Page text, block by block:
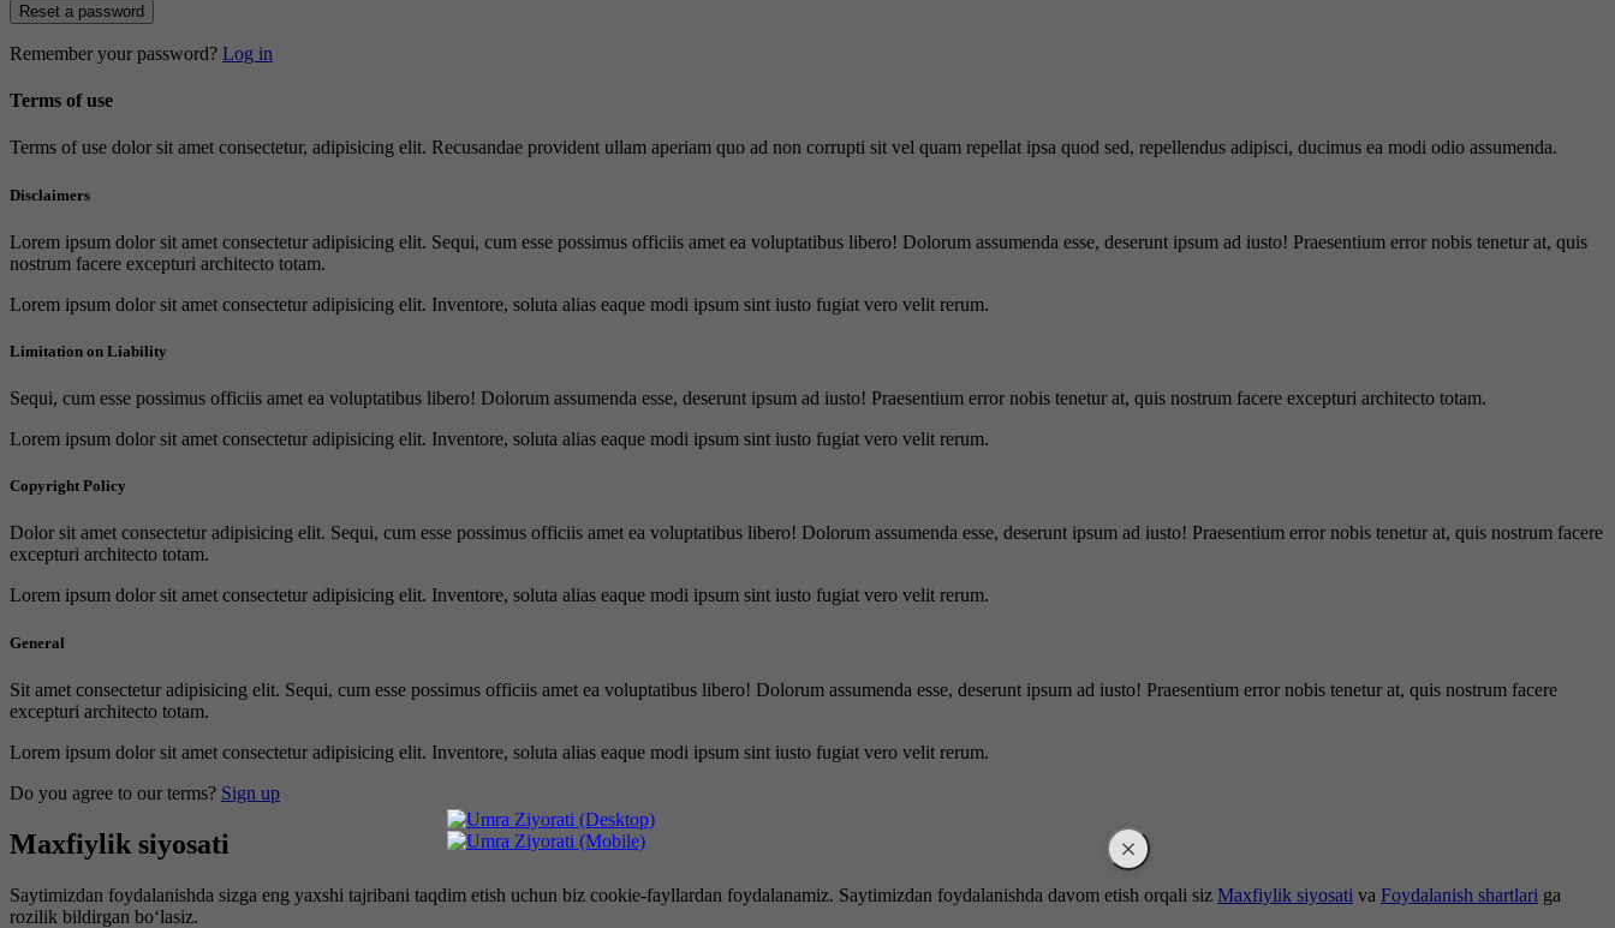
Reset a password
Remember your password? Log in
Terms of use
Terms of use dolor sit amet consectetur, adipisicing elit. Recusandae provident ullam aperiam quo ad non corrupti sit vel quam repellat ipsa quod sed, repellendus adipisci, ducimus ea modi odio assumenda.
Disclaimers
Lorem ipsum dolor sit amet consectetur adipisicing elit. Sequi, cum esse possimus officiis amet ea voluptatibus libero! Dolorum assumenda esse, deserunt ipsum ad iusto! Praesentium error nobis tenetur at, quis
nostrum facere excepturi architecto totam.
Lorem ipsum dolor sit amet consectetur adipisicing elit. Inventore, soluta alias eaque modi ipsum sint iusto fugiat vero velit rerum.
Limitation on Liability
Sequi, cum esse possimus officiis amet ea voluptatibus libero! Dolorum assumenda esse, deserunt ipsum ad iusto! Praesentium error nobis tenetur at, quis nostrum facere excepturi architecto totam.
Lorem ipsum dolor sit amet consectetur adipisicing elit. Inventore, soluta alias eaque modi ipsum sint iusto fugiat vero velit rerum.
Copyright Policy
Dolor sit amet consectetur adipisicing elit. Sequi, cum esse possimus officiis amet ea voluptatibus libero! Dolorum assumenda esse, deserunt ipsum ad iusto! Praesentium error nobis tenetur at, quis nostrum facere
excepturi architecto totam.
Lorem ipsum dolor sit amet consectetur adipisicing elit. Inventore, soluta alias eaque modi ipsum sint iusto fugiat vero velit rerum.
General
Sit amet consectetur adipisicing elit. Sequi, cum esse possimus officiis amet ea voluptatibus libero! Dolorum assumenda esse, deserunt ipsum ad iusto! Praesentium error nobis tenetur at, quis nostrum facere
excepturi architecto totam.
Lorem ipsum dolor sit amet consectetur adipisicing elit. Inventore, soluta alias eaque modi ipsum sint iusto fugiat vero velit rerum.
Do you agree to our terms? Sign up
Maxfiylik siyosati
Saytimizdan foydalanishda sizga eng yaxshi tajribani taqdim etish uchun biz cookie-fayllardan foydalanamiz. Saytimizdan foydalanishda davom etish orqali siz Maxfiylik siyosati va Foydalanish shartlari ga
rozilik bildirgan bo‘lasiz.